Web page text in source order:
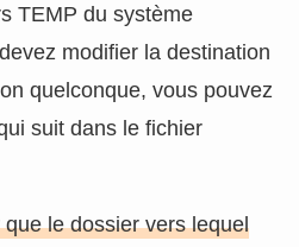
TEMP du système
modifier la destination
quelconque, vous pouvez
suit dans le fichier
le dossier vers lequel